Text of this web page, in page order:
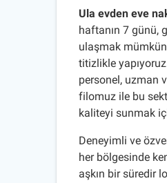
Ula evden eve
haftanın 7 günü,
ulaşmak
titizlikle
personel, uzman
filomuz ile bu
kaliteyi sunmak
Deneyimli ve
her bölgesinde
aşkın bir süredir